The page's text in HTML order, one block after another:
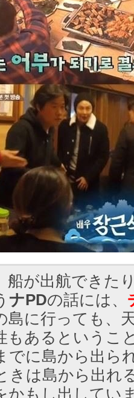
船が出航できた
ナPDの話には、
島に行っても、
もあるというこ
でに島から出ら
きは島から出れ
かもし出してい